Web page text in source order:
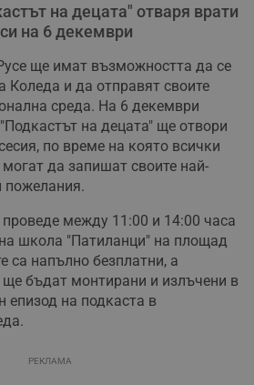
на децата" отваря врати
на 6 декември
ще имат възможността да се
Коледа и да отправят своите
среда. На 6 декември
на децата" ще отвори
по време на която всички
да запишат своите най-
пожелания.
между 11:00 и 14:00 часа
школа "Патиланци" на площад
са напълно безплатни, а
ще бъдат монтирани и излъчени в
епизод на подкаста в
РЕКЛАМА